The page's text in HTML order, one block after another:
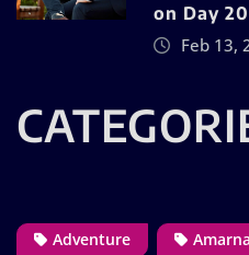
on Day 20
Feb 13,
Adventure